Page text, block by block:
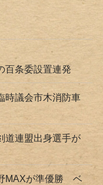
条委設置連発
議会市木消防車
連盟出身選手が
MAXが準優勝 ベ